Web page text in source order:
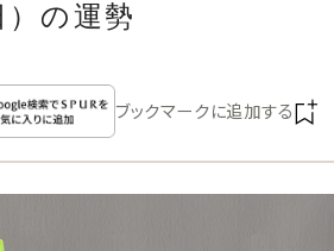
）の運勢
ブックマークに追加する